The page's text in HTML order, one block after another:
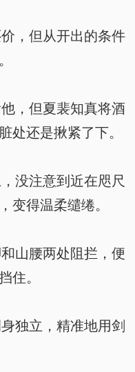
，但从开出的条件
，但夏裴知真将酒
处还是揪紧了下。
没注意到近在咫尺
变得温柔缱绻。
山腰两处阻拦，便
住。
独立，精准地用剑